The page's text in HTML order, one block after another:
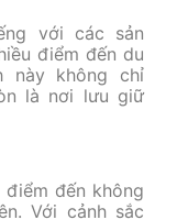
với các sản
điểm đến du
này không chỉ
là nơi lưu giữ
đến không
Với cảnh sắc